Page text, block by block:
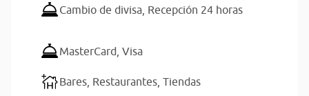
Cambio de divisa, Recepción 24 horas
MasterCard, Visa
Bares, Restaurantes, Tiendas